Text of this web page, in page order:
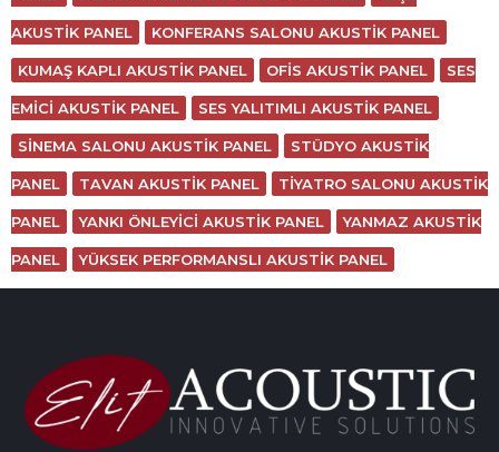
AKUSTIK PANEL KONFERANS SALONU AKUSTIK PANEL
KUMAŞ KAPLI AKUSTIK PANEL OFIS AKUSTIK PANEL SES
EMICI AKUSTIK PANEL SES YALITIMLI AKUSTIK PANEL
SINEMA SALONU AKUSTIK PANEL STÜDYO AKUSTIK
PANEL TAVAN AKUSTIK PANEL TIYATRO SALONU AKUSTIK
PANEL YANKI ÖNLEYICI AKUSTIK PANEL YANMAZ AKUSTIK
PANEL YÜKSEK PERFORMANSLI AKUSTIK PANEL